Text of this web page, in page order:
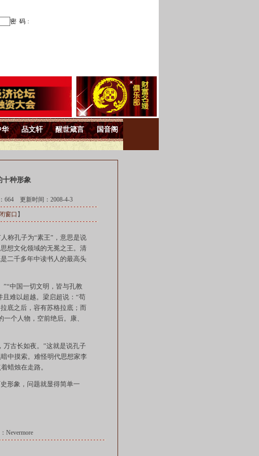
华 品文轩 醒世箴言 国音阁
十种形象
664 更新时间：2008-4-3
窗口 】
称孔子为“素王”，意思是说
想文化领域的无冕之王。清
二千多年中读书人的最高头
中国一切文明，皆与孔教
且难以超越。梁启超说：“苟
底之后，容有苏格拉底；而
个人物，空前绝后。康、
古长如夜。”这就是说孔子
中摸索。难怪明代思想家李
蜡烛在走路。
形象，问题就显得简单一
Nevermore